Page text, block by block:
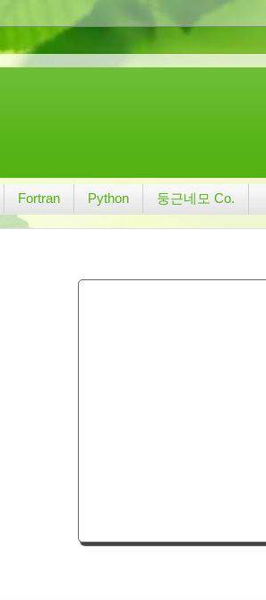
Fortran Python 둥근네모 Co.